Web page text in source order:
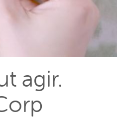
agir.